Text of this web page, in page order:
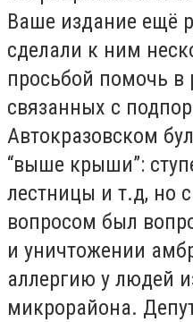
Ваше издание ещё
сделали к ним
просьбой помочь в
связанных с
Автокразовском
“выше крыши”:
лестницы и т.д,
вопросом был
и уничтожении
аллергию у людей
микрорайона.